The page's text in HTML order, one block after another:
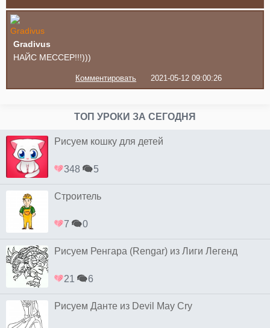
Gradivus
НАЙС МЕССЕР!!!)))
Комментировать 2021-05-12 09:00:26
ТОП УРОКИ ЗА СЕГОДНЯ
Рисуем кошку для детей
348 5
Строитель
7 0
Рисуем Ренгара (Rengar) из Лиги Легенд
21 6
Рисуем Данте из Devil May Cry